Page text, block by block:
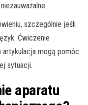
szczególnie jeśli
Ćwiczenie
artykulacja mogą pomóc
sytuacji.
aparatu